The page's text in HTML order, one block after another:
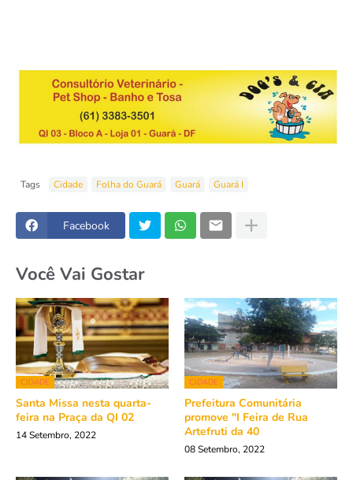
Tags Cidade Folha do Guará Guará Guará I
Facebook
Você Vai Gostar
CIDADE
Santa Missa nesta quarta-
feira na Praça da QI 02
14 Setembro, 2022
CIDADE
Prefeitura Comunitária
promove "I Feira de Rua
Artefruti da 40
08 Setembro, 2022